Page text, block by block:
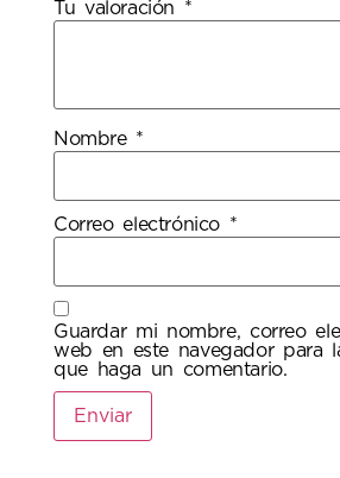
Tu valoración *
Nombre *
Correo electrónico *
Guardar mi nombre, correo
web en este navegador para
que haga un comentario.